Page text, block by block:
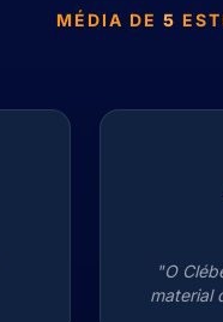
MÉDIA DE 5
"O
material